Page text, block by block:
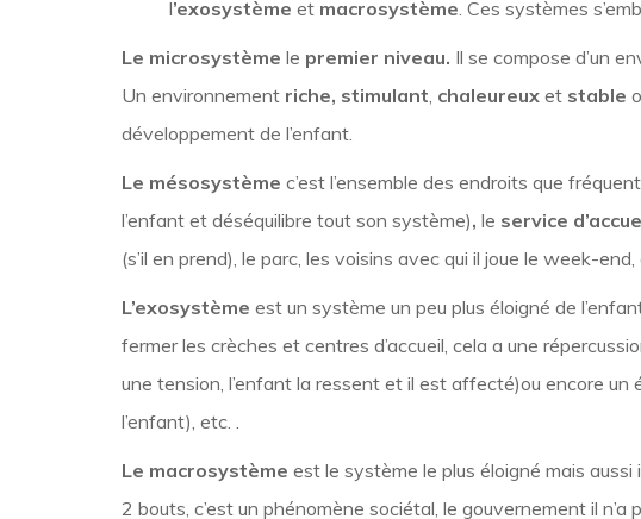
l’exosystème et macrosystème. Ces systèmes
Le microsystème le premier niveau. Il se compose d’un
Un environnement riche, stimulant, chaleureux et stable
développement de l’enfant.
Le mésosystème c’est l’ensemble des endroits que
l’enfant et déséquilibre tout son système), le service
(s’il en prend), le parc, les voisins avec qui il joue le week-
L’exosystème est un système un peu plus éloigné de
fermer les crèches et centres d’accueil, cela a une
une tension, l’enfant la ressent et il est affecté)ou encore
l’enfant), etc. .
Le macrosystème est le système le plus éloigné mais
2 bouts, c’est un phénomène sociétal, le gouvernement il